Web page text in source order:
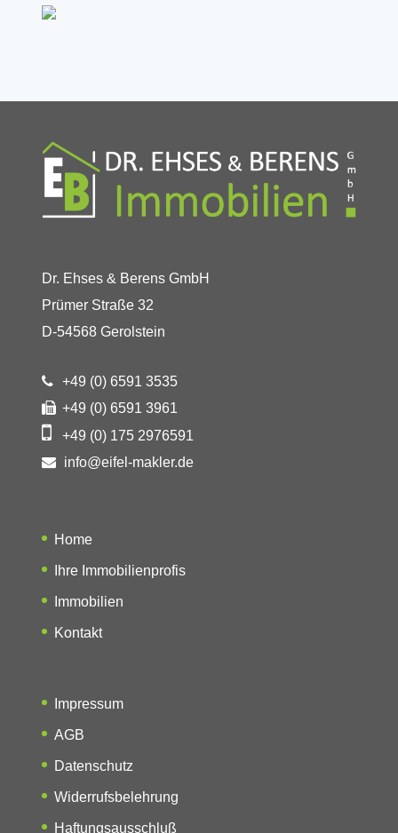
Dr. Ehses & Berens GmbH
Prümer Straße 32
D-54568 Gerolstein
+49 (0) 6591 3535
+49 (0) 6591 3961
+49 (0) 175 2976591
info@eifel-makler.de
Home
Ihre Immobilienprofis
Immobilien
Kontakt
Impressum
AGB
Datenschutz
Widerrufsbelehrung
Haftungsausschluß